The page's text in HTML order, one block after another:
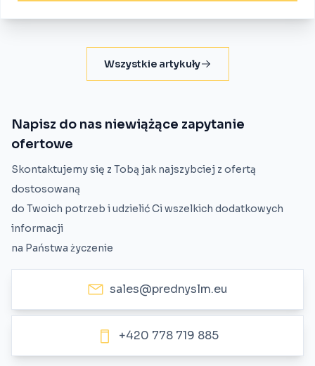
Wszystkie artykuły
Napisz do nas niewiążące zapytanie
ofertowe
Skontaktujemy się z Tobą jak najszybciej z ofertą
dostosowaną
do Twoich potrzeb i udzielić Ci wszelkich dodatkowych
informacji
na Państwa życzenie
sales@prednyslm.eu
+420 778 719 885